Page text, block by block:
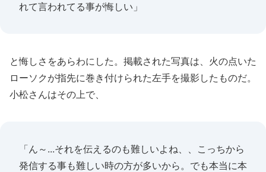
れて言われてる事が悔しい」
と悔しさをあらわにした。掲載された写真は、火の点いた
ローソクが指先に巻き付けられた左手を撮影したものだ。
小松さんはその上で、
「ん～...それを伝えるのも難しいよね、、こっちから
発信する事も難しい時の方が多いから。でも本当に本